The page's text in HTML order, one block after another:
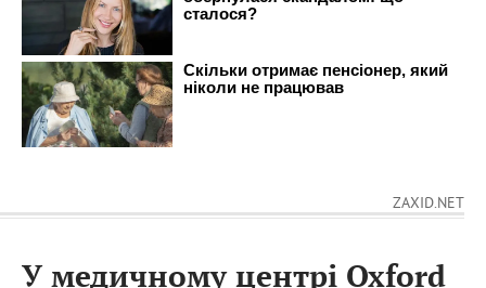
ZAXID.NET
У медичному центрі Oxford